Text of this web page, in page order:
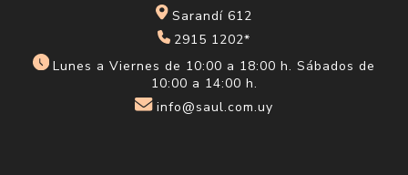
Sarandí 612
2915 1202*
Lunes a Viernes de 10:00 a 18:00 h. Sábados de
10:00 a 14:00 h.
info@saul.com.uy